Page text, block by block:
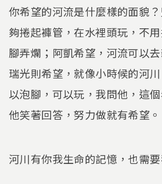
你希望的河流是什麼樣的面貌
夠捲起褲管，在水裡頭玩，不
腳弄爛；阿凱希望，河流可以
瑞光則希望，就像小時候的河
以泡腳，可以玩，我問他，這
他笑著回答，努力做就有希望。
河川有你我生命的記憶，也需